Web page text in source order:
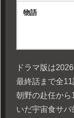
物語
ドラマ版は
最終話まで全11
朝野の赴任から
いだ宇宙食サバ